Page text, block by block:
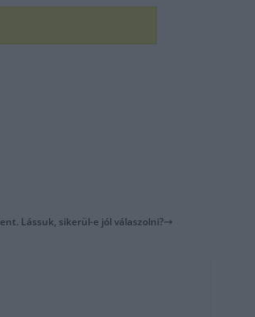
Lássuk, sikerül-e jól válaszolni?